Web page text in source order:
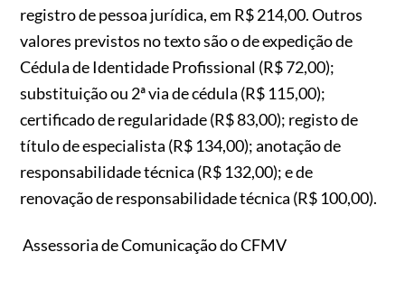
registro de pessoa jurídica, em R$ 214,00. Outros
valores previstos no texto são o de expedição de
Cédula de Identidade Profissional (R$ 72,00);
substituição ou 2ª via de cédula (R$ 115,00);
certificado de regularidade (R$ 83,00); registo de
título de especialista (R$ 134,00); anotação de
responsabilidade técnica (R$ 132,00); e de
renovação de responsabilidade técnica (R$ 100,00).
Assessoria de Comunicação do CFMV